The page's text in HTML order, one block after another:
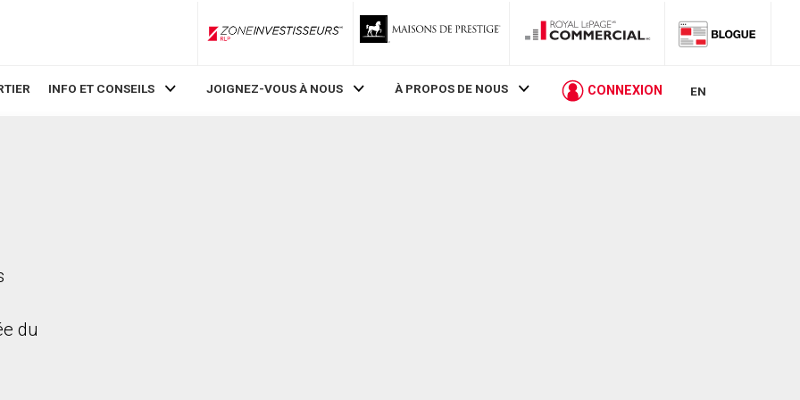
ZoneInvestisseurs RLP
INFO ET CONSEILS JOIGNEZ-VOUS À NOUS À PROPOS DE NOUS CONNEXION EN
du